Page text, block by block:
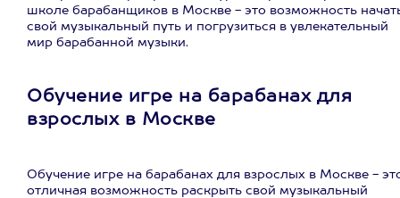
школе барабанщиков в Москве - это возможность
свой музыкальный путь и погрузиться в увлекательный
мир барабанной музыки.
Обучение игре на барабанах для
взрослых в Москве
Обучение игре на барабанах для взрослых в Москве -
отличная возможность раскрыть свой музыкальный